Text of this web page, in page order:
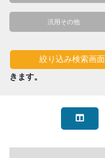
汎用その他
絞り込み検索画面
きます。